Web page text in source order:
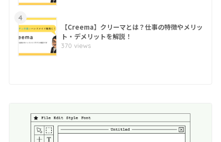
4
【Creema】クリーマとは？仕事の特徴やメリッ
ト・デメリットを解説！
370 views